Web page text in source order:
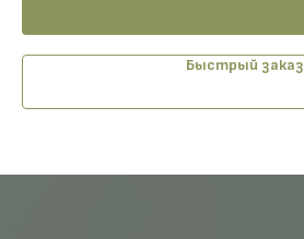
Быстрый заказ